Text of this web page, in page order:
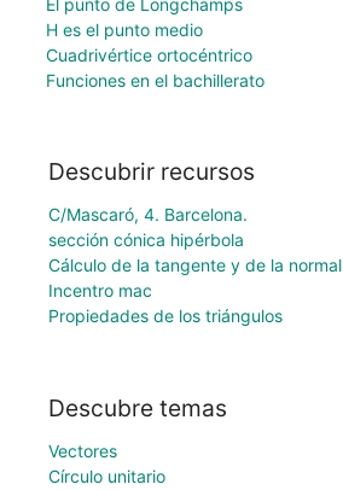
H es el punto medio
Cuadrivértice ortocéntrico
Funciones en el bachillerato
Descubrir recursos
C/Mascaró, 4. Barcelona.
sección cónica hipérbola
Cálculo de la tangente y de la normal
Incentro mac
Propiedades de los triángulos
Descubre temas
Vectores
Círculo unitario